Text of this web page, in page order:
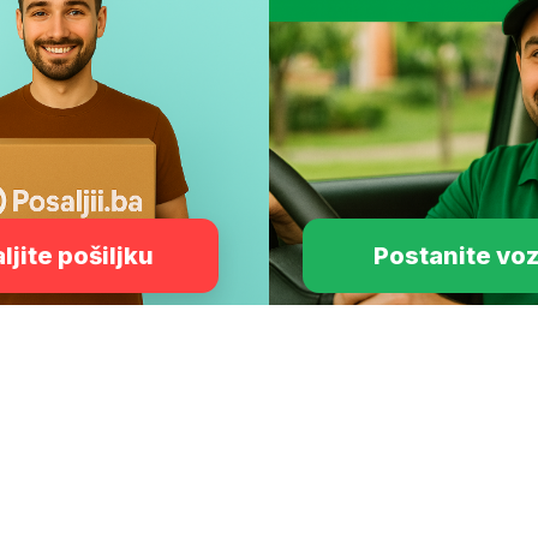
pošiljku Postanite